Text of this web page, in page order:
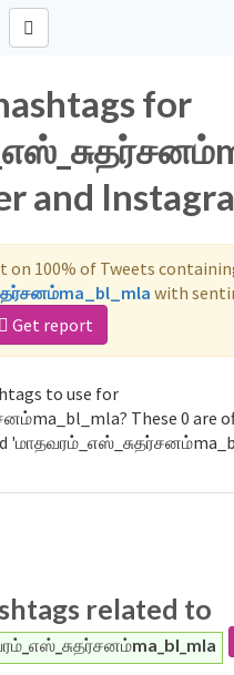
for
and
100% of Tweets
with
Get report
to use for
These 0 are
related to